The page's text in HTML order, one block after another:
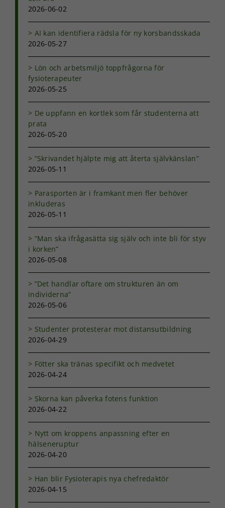
2026-06-02
AI kan identifiera rädsla för ny korsbandsskada
2026-05-27
Lön och arbetsmiljö toppfrågorna för
fysioterapeuter
2026-05-25
De uppfann en kortlek som får studenterna att
prata
2026-05-20
”Skrivandet hjälpte mig att återta självkänslan”
2026-05-11
Parasporten är i framkant men fler behöver
inkluderas
2026-05-11
”Man ska ifrågasätta sig själv och inte bli för styv
i korken”
2026-05-08
”Det handlar oftare om strukturen än om
individerna”
2026-05-06
Studenter protesterar mot distansutbildning
2026-04-29
Fötter ska tränas specifikt och medvetet
2026-04-24
Skorna kan påverka fotens funktion
2026-04-22
Nytt om kroppens anpassning efter en
hälseneruptur
2026-04-20
Han blir Fysioterapis nya chefredaktör
2026-04-15
kakorna
funktionalitet
att försvinna
Marknadsföring
intressen och ditt
beteende när du
anpassat innehåll